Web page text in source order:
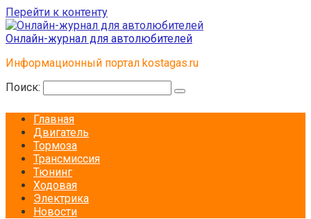
Перейти к контенту
Онлайн-журнал для автолюбителей
Информационный портал kostagas.ru
Поиск:
Главная
Двигатель
Тормоза
Трансмиссия
Тюнинг
Ходовая
Электрика
Новости